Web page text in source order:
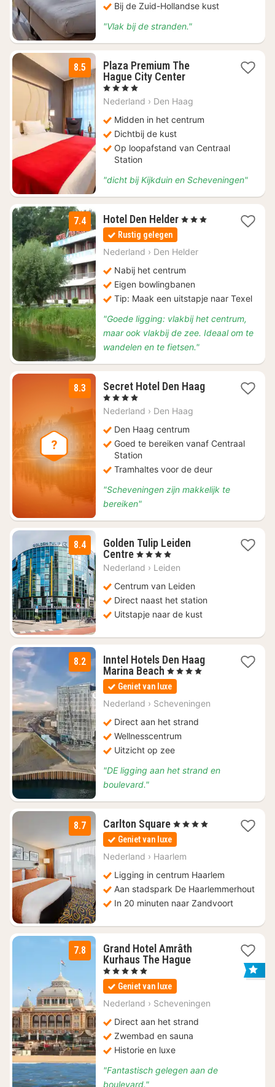
Bij de Zuid-Hollandse kust
"Vlak bij de stranden."
8.5
Plaza Premium The
Hague City Center4
vanaf
€
139,50
, 4 Sterren
Nederland › Den Haag
Midden in het centrum
Dichtbij de kust
Op loopafstand van Centraal
Station
"dicht bij Kijkduin en Scheveningen"
7.4 Hotel Den Helder4
€
, 3 Sterren
Rustig gelegen
Nederland › Den Helder
Nabij het centrum
Eigen bowlingbanen
Tip: Maak een uitstapje naar Texel
"Goede ligging: vlakbij het centrum,
maar ook vlakbij de zee. Ideaal om te
wandelen en te fietsen."
8.3 Secret Hotel Den Haag4
, 4 Sterren
Nederland › Den Haag
Den Haag centrum
Goed te bereiken vanaf Centraal
Station
Tramhaltes voor de deur
"Scheveningen zijn makkelijk te
bereiken"
8.4
Golden Tulip Leiden
Centre4
nachten
€
134,50
, 4 Sterren
Nederland › Leiden
Centrum van Leiden
Direct naast het station
Uitstapje naar de kust
8.2
Inntel Hotels Den Haag
Marina Beach 4
nachten
vanaf
€
, 4 Sterren
Geniet van luxe
Nederland › Scheveningen
Direct aan het strand
Wellnesscentrum
Uitzicht op zee
"DE ligging aan het strand en
boulevard."
8.7 Carlton Square4
nachten
vanaf
€
, 4 Sterren
Geniet van luxe
Nederland › Haarlem
Ligging in centrum Haarlem
Aan stadspark De Haarlemmerhout
In 20 minuten naar Zandvoort
7.8
Grand Hotel Amrâth
Kurhaus The Hague4
346,91
, 5 Sterren
Geniet van luxe
Nederland › Scheveningen
Direct aan het strand
Zwembad en sauna
Historie en luxe
"Fantastisch gelegen aan de
boulevard."